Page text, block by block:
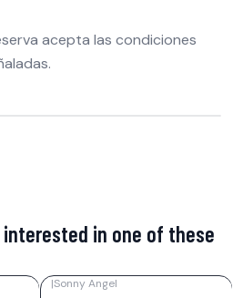
acepta las condiciones
interested in one of these
|Sonny Angel